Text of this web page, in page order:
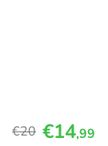
€20 €14,99